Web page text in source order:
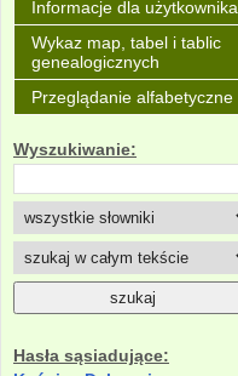
Informacje dla użytkownika
Wykaz map, tabel i tablic
genealogicznych
Przeglądanie alfabetyczne
Wyszukiwanie:
Hasła sąsiadujące: